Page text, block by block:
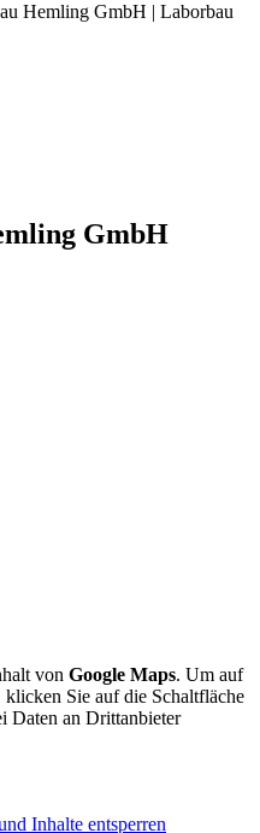
Hemling GmbH | Laborbau
GmbH
von Google Maps. Um auf
Sie auf die Schaltfläche
Daten an Drittanbieter
Inhalte entsperren